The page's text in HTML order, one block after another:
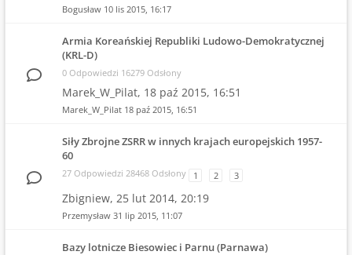
Bogusław 10 lis 2015, 16:17
Armia Koreańskiej Republiki Ludowo-Demokratycznej
(KRL-D)
0 Odpowiedzi 16279 Odsłony
Marek_W_Pilat, 18 paź 2015, 16:51
Marek_W_Pilat 18 paź 2015, 16:51
Siły Zbrojne ZSRR w innych krajach europejskich 1957-
60
27 Odpowiedzi 28468 Odsłony 1 2 3
Zbigniew, 25 lut 2014, 20:19
Przemysław 31 lip 2015, 11:07
Bazy lotnicze Biesowiec i Parnu (Parnawa)